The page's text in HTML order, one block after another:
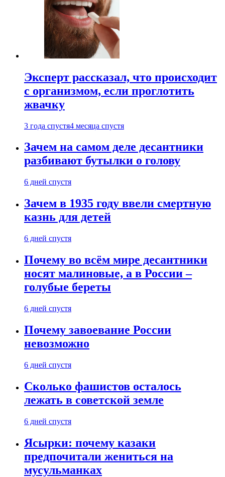
Эксперт рассказал, что происходит
с организмом, если проглотить
жвачку
3 года спустя4 месяца спустя
Зачем на самом деле десантники
разбивают бутылки о голову
6 дней спустя
Зачем в 1935 году ввели смертную
казнь для детей
6 дней спустя
Почему во всём мире десантники
носят малиновые, а в России –
голубые береты
6 дней спустя
Почему завоевание России
невозможно
6 дней спустя
Сколько фашистов осталось
лежать в советской земле
6 дней спустя
Ясырки: почему казаки
предпочитали жениться на
мусульманках